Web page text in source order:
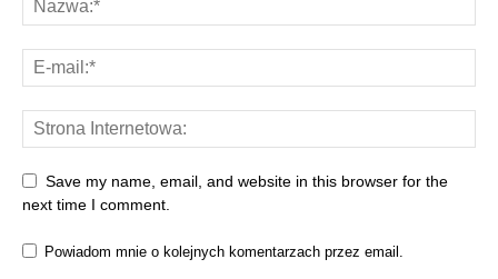
Save my name, email, and website in this browser for the
next time I comment.
Powiadom mnie o kolejnych komentarzach przez email.